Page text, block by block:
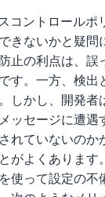
コントロールポ
きないかと疑問
止の利点は、誤
す。一方、検出
しかし、開発者
ッセージに遭遇
れていないのか
がよくあります
使って設定の不